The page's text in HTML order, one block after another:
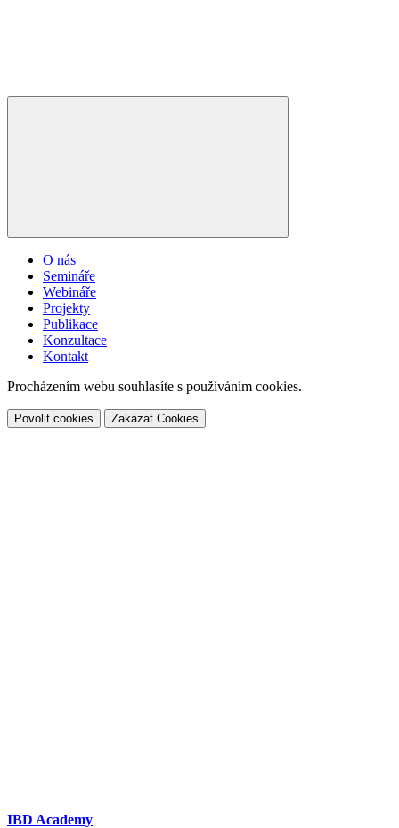
O nás
Semináře
Webináře
Projekty
Publikace
Konzultace
Kontakt
Procházením webu souhlasíte s používáním cookies.
Povolit cookies Zakázat Cookies
IBD Academy